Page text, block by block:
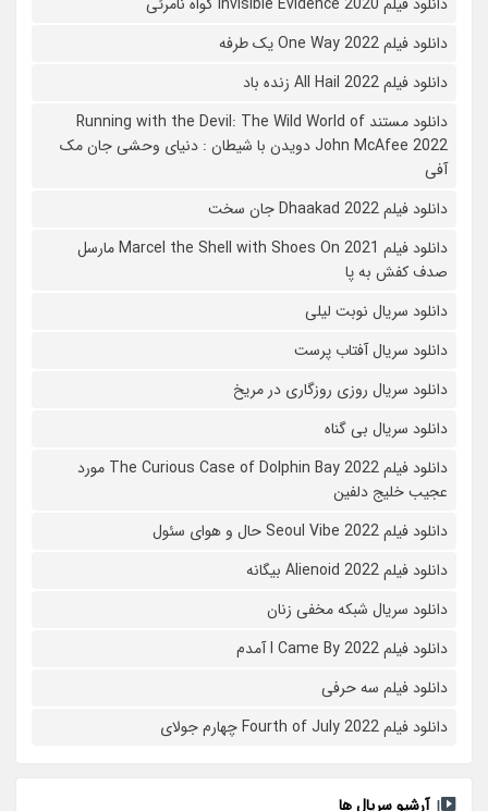
دانلود فیلم One Way 2022 یک طرفه
دانلود فیلم All Hail 2022 زنده باد
دانلود مستند Running with the Devil: The Wild World of
John McAfee 2022 دویدن با شیطان : دنیای وحشی جان مک
آفی
دانلود فیلم Dhaakad 2022 جان سخت
دانلود فیلم Marcel the Shell with Shoes On 2021 مارسل
صدف کفش به پا
دانلود سریال نوبت لیلی
دانلود سریال آفتاب پرست
دانلود سریال روزی روزگاری در مریخ
دانلود سریال بی گناه
دانلود فیلم The Curious Case of Dolphin Bay 2022 مورد
عجیب خلیج دلفین
دانلود فیلم Seoul Vibe 2022 حال و هوای سئول
دانلود فیلم Alienoid 2022 بیگانه
دانلود سریال شبکه مخفی زنان
دانلود فیلم I Came By 2022 آمدم
دانلود فیلم سه حرفی
دانلود فیلم Fourth of July 2022 چهارم جولای
آرشیو سریال ها